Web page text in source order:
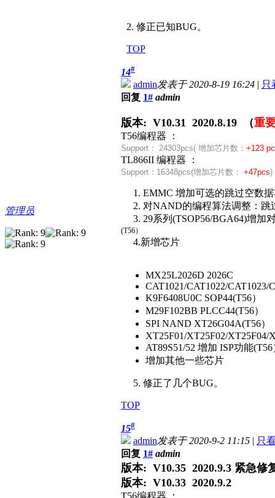
2. 修正已知BUG。
TOP
管理员
14#
admin发表于 2020-8-19 16:24 | 只
回复 1# admin
版本: V10.31 2020.8.19 （重
T56编程器 ：
Support： 24303pcs( 增加芯片数： +123
TL866II 编程器 ：
Support： 16348pcs(增加芯片数： +47pcs)
1. EMMC 增加可选的跳过空数
2. 对NAND的编程算法调整：跳
3. 29系列(TSOP56/BGA64)增加
(T56）
4.新增芯片
MX25L2026D 2026C
CAT1021/CAT1022/CAT1023/
K9F6408U0C SOP44(T56）
M29F102BB PLCC44(T56）
SPI NAND XT26G04A(T56）
XT25F01/XT25F02/XT25F04/
AT89S51/52 增加 ISP功能(T56
增加其他一些芯片
5. 修正了几个BUG。
TOP
15#
admin发表于 2020-9-2 11:15 | 只
回复 1# admin
版本: V10.35 2020.9.3 紧急
版本: V10.33 2020.9.2